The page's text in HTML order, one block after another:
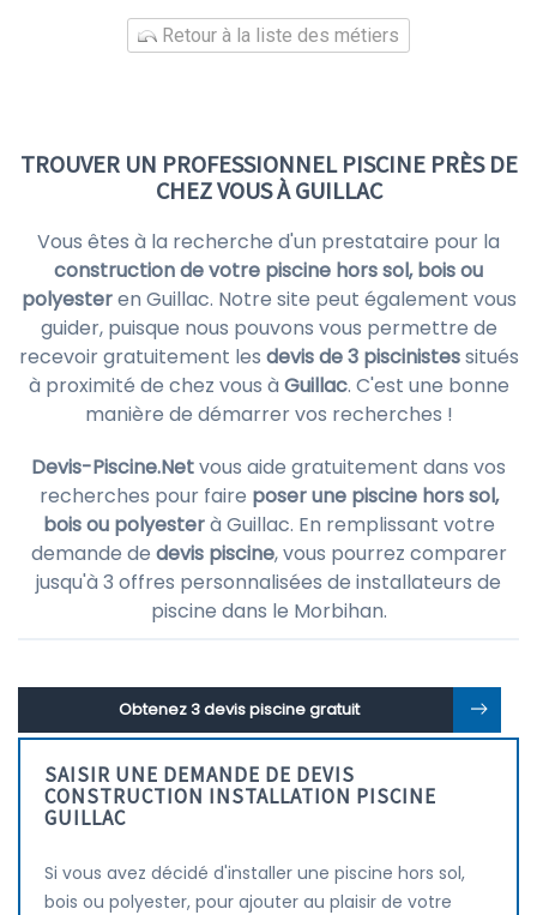
Retour à la liste des métiers
TROUVER UN PROFESSIONNEL PISCINE PRÈS DE
CHEZ VOUS À GUILLAC
Vous êtes à la recherche d'un prestataire pour la
construction de votre piscine hors sol, bois ou
polyesteren Guillac. Notre site peut également vous
guider, puisque nous pouvons vous permettre de
recevoir gratuitement les devis de 3 piscinistessitués
à proximité de chez vous à Guillac. C'est une bonne
manière de démarrer vos recherches !
Devis-Piscine.Netvous aide gratuitement dans vos
recherches pour faire poser une piscine hors sol,
bois ou polyesterà Guillac. En remplissant votre
demande de devis piscine, vous pourrez comparer
jusqu'à 3 offres personnalisées de installateurs de
piscine dans le Morbihan.
Obtenez 3 devis piscine gratuit
SAISIR UNE DEMANDE DE DEVIS
CONSTRUCTION INSTALLATION PISCINE
GUILLAC
Si vous avez décidé d'installer une piscine hors sol,
bois ou polyester, pour ajouter au plaisir de votre